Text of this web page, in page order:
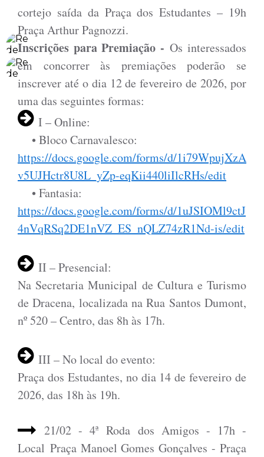
cortejo saída da Praça dos Estudantes – 19h
Praça Arthur Pagnozzi.
Inscrições para Premiação -Os interessados
em concorrer às premiações poderão se
inscrever até o dia 12 de fevereiro de 2026, por
uma das seguintes formas:
I – Online:
• Bloco Carnavalesco:
https://docs.google.com/forms/d/1i79WpujXzA
v5UJHctr8U8L_yZp-eqKii440liIlcRHs/edit
• Fantasia:
https://docs.google.com/forms/d/1uJSIOMl9ctJ
4nVqRSq2DE1nVZ_ES_nQLZ74zR1Nd-is/edit
II – Presencial:
Na Secretaria Municipal de Cultura e Turismo
de Dracena, localizada na Rua Santos Dumont,
nº 520 – Centro, das 8h às 17h.
III – No local do evento:
Praça dos Estudantes, no dia 14 de fevereiro de
2026, das 18h às 19h.
21/02 - 4ª Roda dos Amigos - 17h -
Local Praça Manoel Gomes Gonçalves - Praça